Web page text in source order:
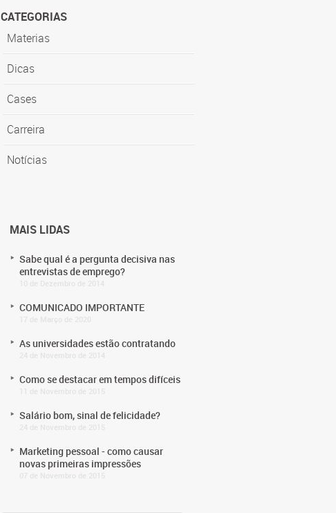
CATEGORIAS
Materias
Dicas
Cases
Carreira
Notícias
MAIS LIDAS
Sabe qual é a pergunta decisiva nas
entrevistas de emprego?
COMUNICADO IMPORTANTE
As universidades estão contratando
Como se destacar em tempos difíceis
Salário bom, sinal de felicidade?
Marketing pessoal - como causar
novas primeiras impressões